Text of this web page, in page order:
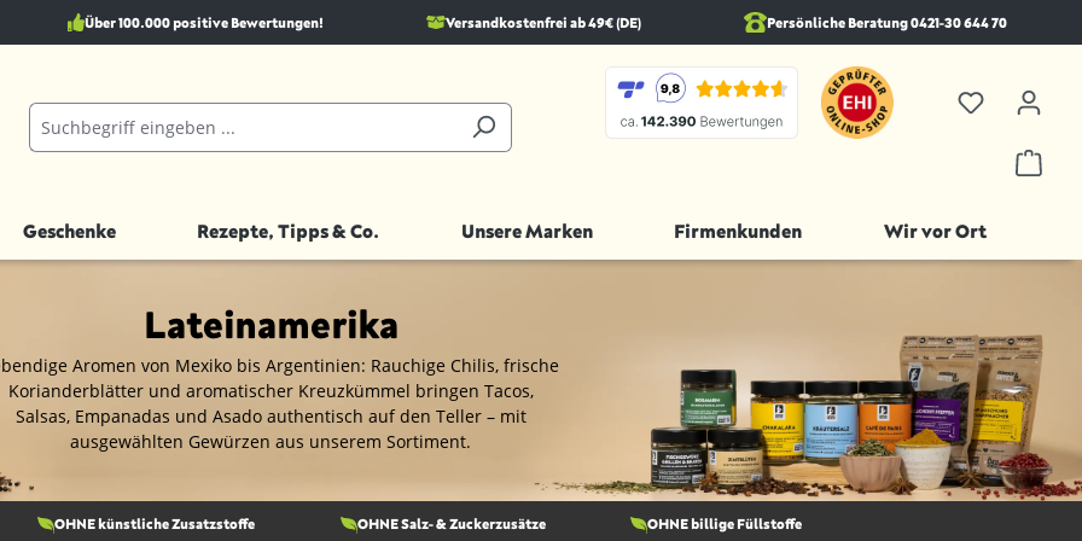
Über 100.000 positive Bewertungen! Versandkostenfrei ab 49€ (DE) Persönliche Beratung 0421-30 644 70
Geschenke Rezepte, Tipps & Co. Unsere Marken Firmenkunden Wir vor Ort
Lateinamerika
Aromen von Mexiko bis Argentinien: Rauchige Chilis, frische
Korianderblätter und aromatischer Kreuzkümmel bringen Tacos,
Salsas, Empanadas und Asado authentisch auf den Teller – mit
ausgewählten Gewürzen aus unserem Sortiment.
OHNE künstliche Zusatzstoffe OHNE Salz- & Zuckerzusätze OHNE billige Füllstoffe